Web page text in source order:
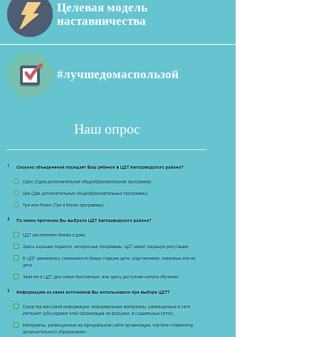
Целевая модель
наставничества
#лучшедомаспользой
Наш опрос